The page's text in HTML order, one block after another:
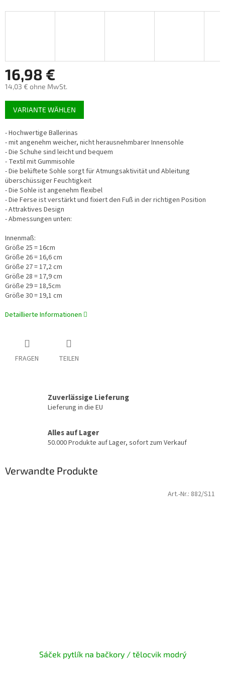
16,98 €
14,03 € ohne MwSt.
Verkaufspreis:
VARIANTE WÄHLEN
- Hochwertige Ballerinas
- mit angenehm weicher, nicht herausnehmbarer Innensohle
- Die Schuhe sind leicht und bequem
- Textil mit Gummisohle
- Die belüftete Sohle sorgt für Atmungsaktivität und Ableitung
überschüssiger Feuchtigkeit
- Die Sohle ist angenehm flexibel
- Die Ferse ist verstärkt und fixiert den Fuß in der richtigen Position
- Attraktives Design
- Abmessungen unten:
Innenmaß:
Größe 25 = 16cm
Größe 26 = 16,6 cm
Größe 27 = 17,2 cm
Größe 28 = 17,9 cm
Größe 29 = 18,5cm
Größe 30 = 19,1 cm
Detaillierte Informationen
FRAGEN TEILEN
Zuverlässige Lieferung
Lieferung in die EU
Alles auf Lager
50.000 Produkte auf Lager, sofort zum Verkauf
Verwandte Produkte
Sáček pytlík na bačkory / tělocvik modrý
Art.-Nr.: 882/S11